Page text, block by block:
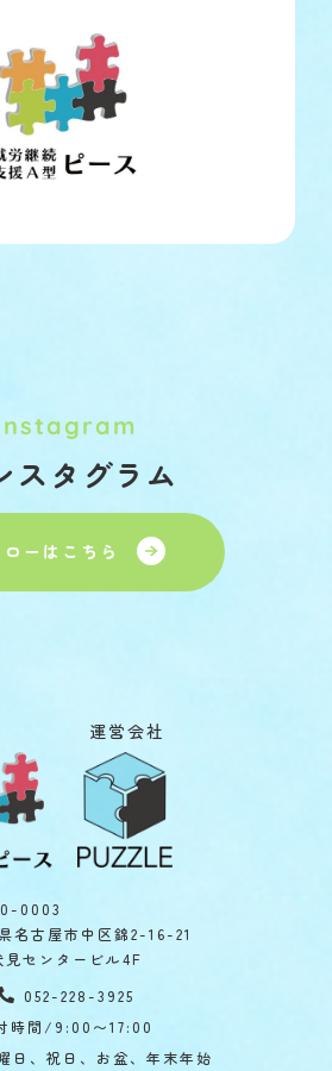
スタグラム
ローはこちら
運営会社
0003
名古屋市中区錦2-16-21
見センタービル4F
052-228-3925
時間/9:00〜17:00
日、祝日、お盆、年末年始